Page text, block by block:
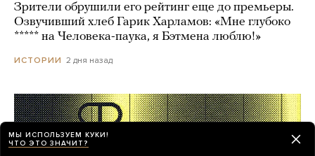
Зрители обрушили его рейтинг еще до премьеры.
Озвучивший хлеб Гарик Харламов: «Мне глубоко
***** на Человека-паука, я Бэтмена люблю!»
ИСТОРИИ 2 дня назад
МЫ ИСПОЛЬЗУЕМ КУКИ!
ЧТО ЭТО ЗНАЧИТ?